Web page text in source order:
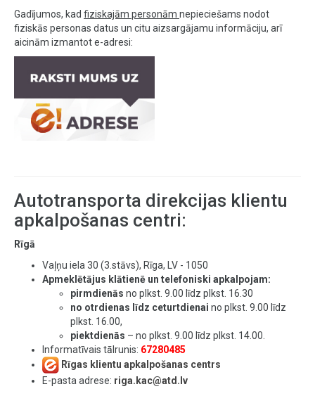
Gadījumos, kad fiziskajām personām nepieciešams nodot
fiziskās personas datus un citu aizsargājamu informāciju, arī
aicinām izmantot e-adresi:
Autotransporta direkcijas klientu
apkalpošanas centri:
Rīgā
Vaļņu iela 30 (3.stāvs), Rīga, LV - 1050
Apmeklētājus klātienē un telefoniski apkalpojam:
pirmdienās no plkst. 9.00 līdz plkst. 16.30
no otrdienas līdz ceturtdienai no plkst. 9.00 līdz
plkst. 16.00,
piektdienās – no plkst. 9.00 līdz plkst. 14.00.
Informatīvais tālrunis: 67280485
Rīgas klientu apkalpošanas centrs
E-pasta adrese: riga.kac@atd.lv